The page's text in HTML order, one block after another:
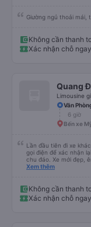
Giường ngủ thoải mái,
Không cần thanh
Xác nhận chỗ
Quang
Văn
6 giờ
Bến xe
Lần đầu tiên đi xe
gọi điện để xác nhận
chu đáo. Xe mới đẹp,
rẻ cho một chuyến đi
Xem thêm
Không cần thanh
Xác nhận chỗ